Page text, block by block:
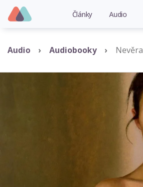
Články Audio
Audio Audiobooky Nevěra